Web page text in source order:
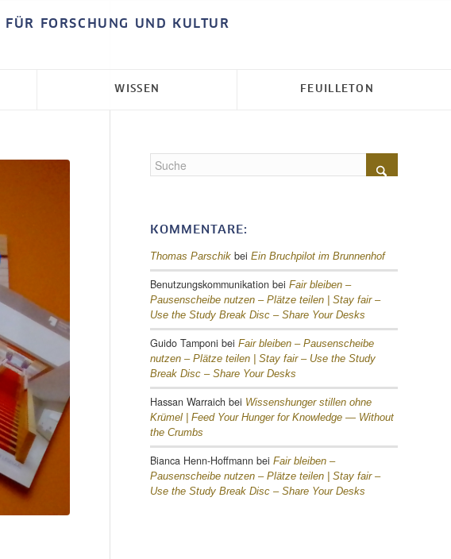
FÜR FORSCHUNG UND KULTUR
WISSEN FEUILLETON
KOMMENTARE:
Thomas Parschik bei Ein Bruchpilot im Brunnenhof
Benutzungskommunikation bei Fair bleiben –
Pausenscheibe nutzen – Plätze teilen | Stay fair –
Use the Study Break Disc – Share Your Desks
Guido Tamponi bei Fair bleiben – Pausenscheibe
nutzen – Plätze teilen | Stay fair – Use the Study
Break Disc – Share Your Desks
Hassan Warraich bei Wissenshunger stillen ohne
Krümel | Feed Your Hunger for Knowledge — Without
the Crumbs
Bianca Henn-Hoffmann bei Fair bleiben –
Pausenscheibe nutzen – Plätze teilen | Stay fair –
Use the Study Break Disc – Share Your Desks